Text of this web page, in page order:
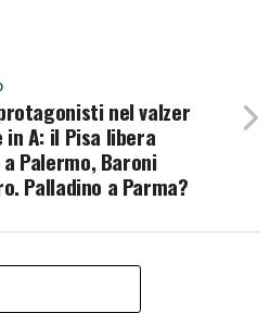
nel valzer
A: il Pisa libera
Palermo, Baroni
Palladino a Parma?